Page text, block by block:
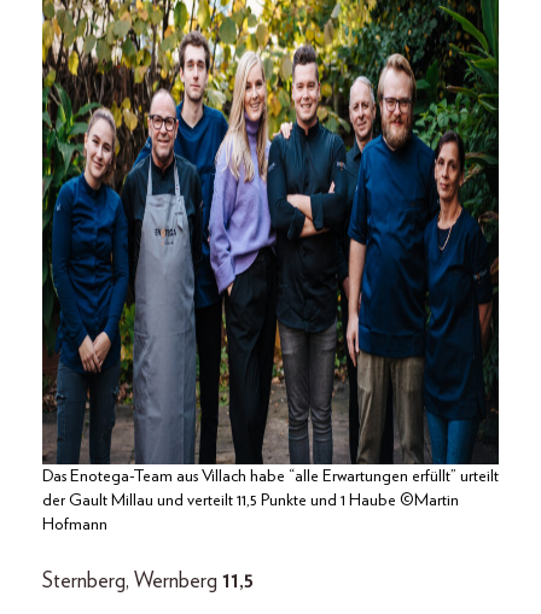
Das Enotega-Team aus Villach habe “alle Erwartungen erfüllt” urteilt
der Gault Millau und verteilt 11,5 Punkte und 1 Haube ©Martin
Hofmann
Sternberg, Wernberg 11,5